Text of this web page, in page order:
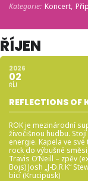
Kategorie: Koncert,
ŘÍJEN
2026
02
ŘÍJ
REFLECTIONS
ROK je mezinárodní
živočišnou hudbu.
energie. Kapela ve
rock do výbušné
Travis O’Neill – zpěv
Bojs) Josh „J-D.R.K“
bicí (Krucipüsk)